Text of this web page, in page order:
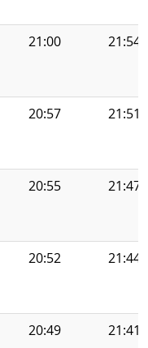
21:00 21:54
20:57 21:51
20:55 21:47
20:52 21:44
20:49 21:41